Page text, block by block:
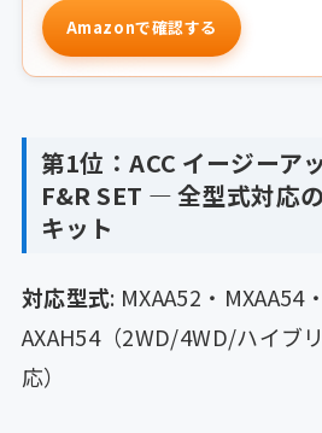
Amazonで確認する
第1位：ACC イージーア
F&R SET — 全型式対応
キット
対応型式: MXAA52・MXAA54
AXAH54（2WD/4WD/ハイブ
応）